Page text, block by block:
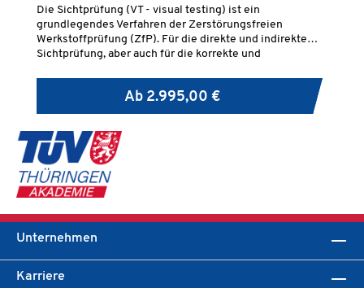
Die Sichtprüfung (VT - visual testing) ist ein
grundlegendes Verfahren der Zerstörungsfreien
Werkstoffprüfung (ZfP). Für die direkte und indirekte
Sichtprüfung, aber auch für die korrekte und
Ab 2.995,00 €
Unternehmen
Karriere